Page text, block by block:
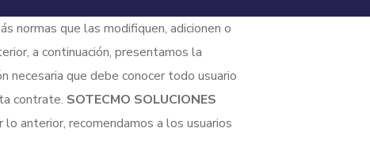
normas que las modifiquen, adicionen o
a continuación, presentamos la
necesaria que debe conocer todo usuario
contrate. SOTECMO SOLUCIONES
anterior, recomendamos a los usuarios